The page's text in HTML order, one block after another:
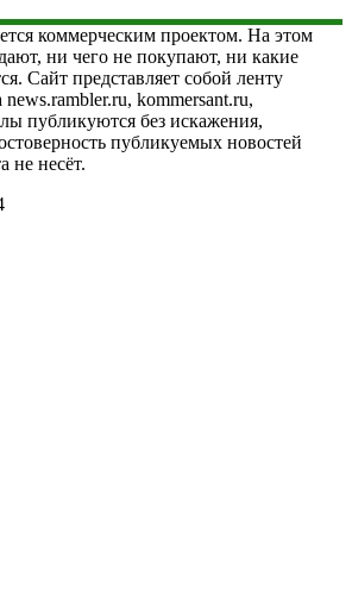
коммерческим проектом. На этом
ни чего не покупают, ни какие
Сайт представляет собой ленту
kommersant.ru,
публикуются без искажения,
публикуемых новостей
не несёт.